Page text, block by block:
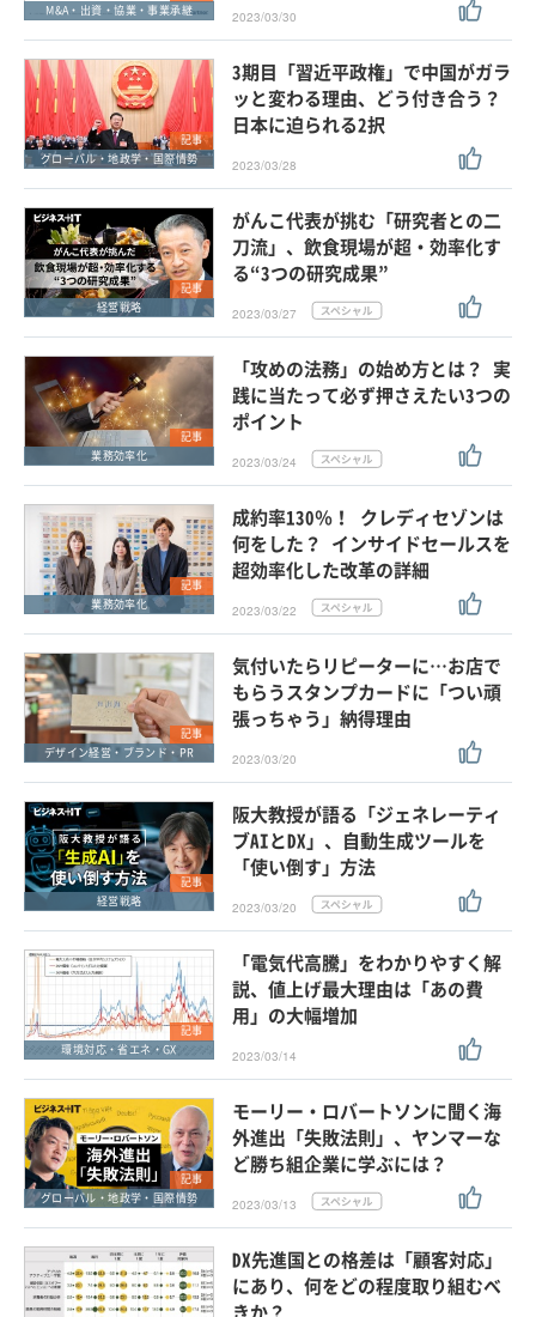
M&A・出資・協業・事業承継
2023/03/30
記事
グローバル・地政学・国際情勢
3期目「習近平政権」で中国がガラ
ッと変わる理由、どう付き合う？
日本に迫られる2択
2023/03/28
記事
経営戦略
がんこ代表が挑む「研究者との二
刀流」、飲食現場が超・効率化す
る“3つの研究成果”
2023/03/27
記事
業務効率化
「攻めの法務」の始め方とは？ 実
践に当たって必ず押さえたい3つの
ポイント
2023/03/24
記事
業務効率化
成約率130％！ クレディセゾンは
何をした？ インサイドセールスを
超効率化した改革の詳細
2023/03/22
記事
デザイン経営・ブランド・PR
気付いたらリピーターに…お店で
もらうスタンプカードに「つい頑
張っちゃう」納得理由
2023/03/20
記事
経営戦略
阪大教授が語る「ジェネレーティ
ブAIとDX」、自動生成ツールを
「使い倒す」方法
2023/03/20
記事
環境対応・省エネ・GX
「電気代高騰」をわかりやすく解
説、値上げ最大理由は「あの費
用」の大幅増加
2023/03/14
記事
グローバル・地政学・国際情勢
モーリー・ロバートソンに聞く海
外進出「失敗法則」、ヤンマーな
ど勝ち組企業に学ぶには？
2023/03/13
DX先進国との格差は「顧客対応」
にあり、何をどの程度取り組むべ